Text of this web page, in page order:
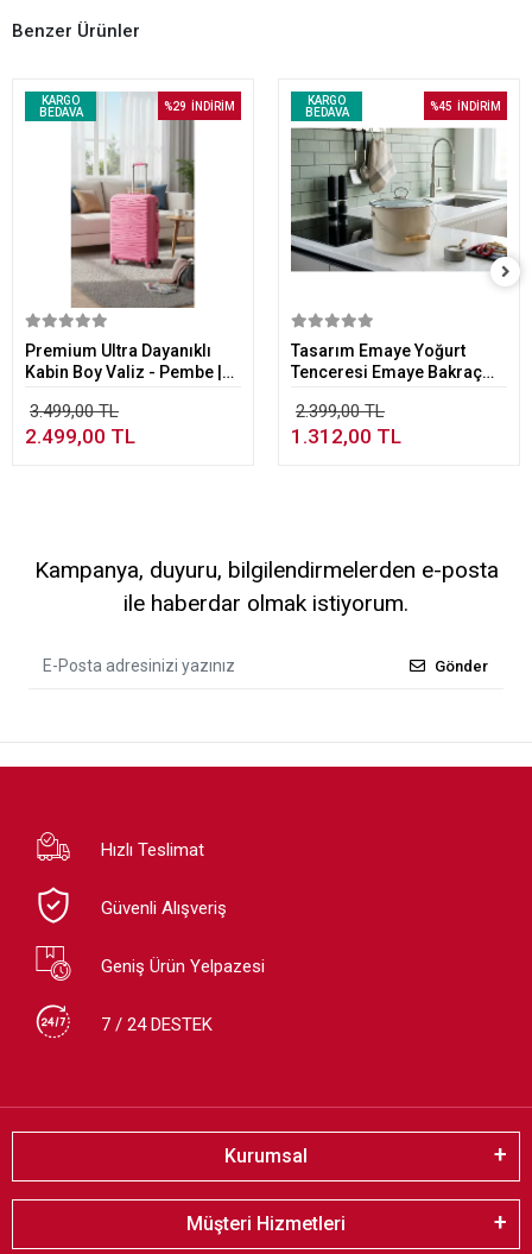
Benzer Ürünler
KARGO
BEDAVA
%29 İNDİRİM
Sepete Ekle
Premium Ultra Dayanıklı
Kabin Boy Valiz - Pembe |
3.499,00 TL
2.499,00 TL
KARGO
BEDAVA
%45 İNDİRİM
Sepete Ekle
Tasarım Emaye Yoğurt
Tenceresi Emaye Bakraç
2.399,00 TL
1.312,00 TL
Kampanya, duyuru, bilgilendirmelerden e-posta
ile haberdar olmak istiyorum.
Gönder
Hızlı Teslimat
Güvenli Alışveriş
Geniş Ürün Yelpazesi
7 / 24 DESTEK
Kurumsal
Müşteri Hizmetleri